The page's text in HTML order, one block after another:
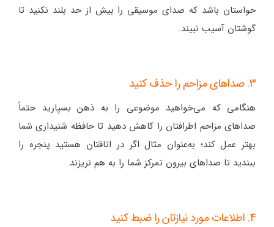
حواستان باشد که صدای موسیقی را بیش از حد بلند نکنید تا
گوشتان آسیب نبیند.
3. صداهای مزاحم را حذف کنید
هنگامی که می‌خواهید موضوعی را به ذهن بسپارید حتماً
صداهای مزاحم اطرافتان را کاهش دهید تا حافظه شنیداری شما
بهتر عمل کند؛ به‌عنوان مثال اگر در اتاقتان هستید پنجره را
ببندید تا صداهای بیرون تمرکز شما را به هم نریزند.
4. اطلاعات مورد نیازتان را ضبط کنید